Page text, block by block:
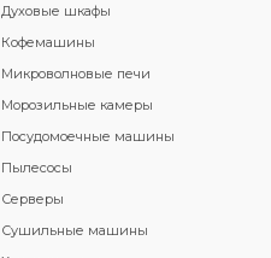
Духовые шкафы
Кофемашины
Микроволновые печи
Морозильные камеры
Посудомоечные машины
Пылесосы
Серверы
Сушильные машины